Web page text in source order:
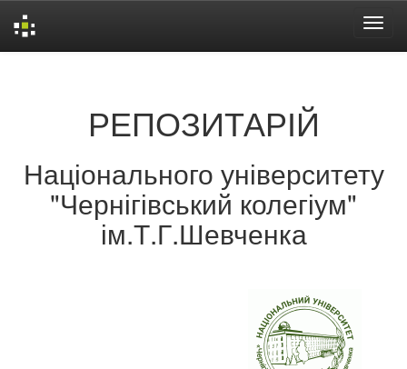
РЕПОЗИТАРІЙ
Національного університету
"Чернігівський колегіум"
ім.Т.Г.Шевченка